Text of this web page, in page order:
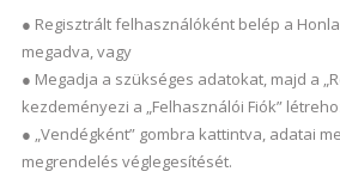
● Regisztrált felhasználóként belép a
megadva, vagy
● Megadja a szükséges adatokat, majd a
kezdeményezi a „Felhasználói Fiók”
● „Vendégként” gombra kattintva, adatai
megrendelés véglegesítését.